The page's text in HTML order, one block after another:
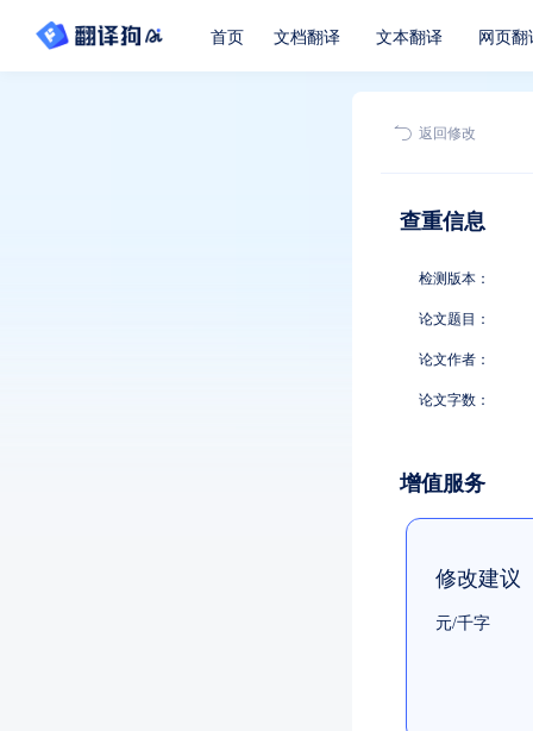
首页 文档翻译 文本翻译 网页翻
返回修改
查重信息
检测版本：
论文题目：
论文作者：
论文字数：
增值服务
修改建议
元/千字